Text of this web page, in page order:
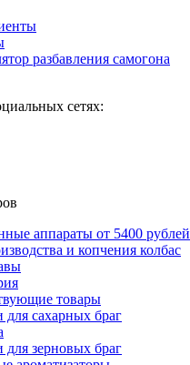
разбавления самогона
сетях:
аппараты от 5400 рублей
и копчения колбас
товары
сахарных браг
зерновых браг